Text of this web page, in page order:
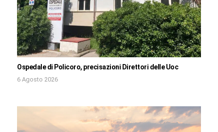
Ospedale di Policoro, precisazioni Direttori delle Uoc
6 Agosto 2026